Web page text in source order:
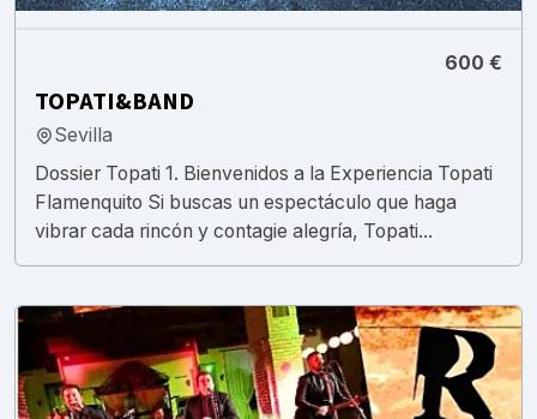
600 €
TOPATI&BAND
Sevilla
Dossier Topati 1. Bienvenidos a la Experiencia Topati
Flamenquito Si buscas un espectáculo que haga
vibrar cada rincón y contagie alegría, Topati...